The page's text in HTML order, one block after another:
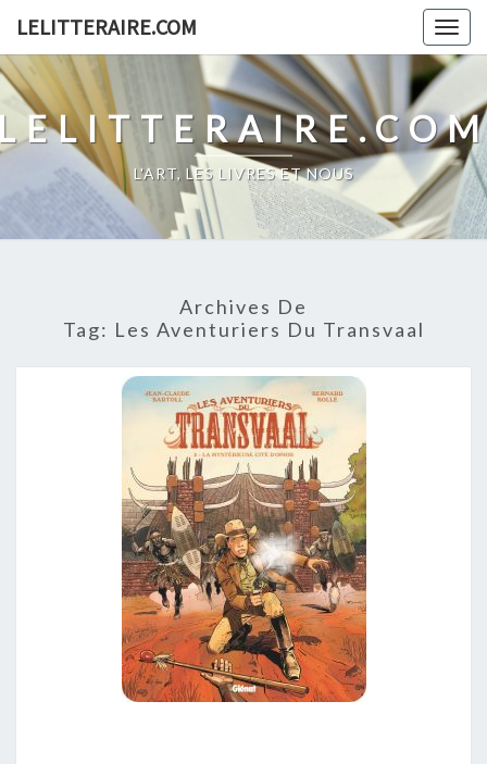
content
LELITTERAIRE.COM
L'ART, LES LIVRES ET NOUS
Archives De
Tag: Les Aventuriers Du Transvaal